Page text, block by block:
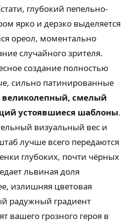
глубокий пепельно-
ярко и дерзко выделяется
ореол, моментально
случайного зрителя.
создание полностью
сильно патинированные
великолепный, смелый
устоявшиеся шаблоны.
визуальный вес и
лучше всего передаются
глубоких, почти чёрных
львиная доля
излишняя цветовая
радужный градиент
вашего грозного героя в